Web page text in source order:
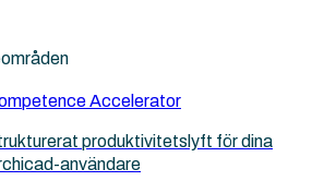
Accelerator
produktivitetslyft för dina
användare